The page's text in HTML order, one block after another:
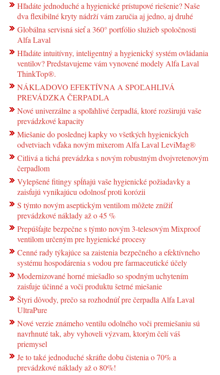
Hľadáte jednoduché a hygienické prístupové riešenie? Naše
dva flexibilné kryty nádrží vám zaručia aj jedno, aj druhé
Globálna servisná sieť a 360° portfólio služieb spoločnosti
Alfa Laval
Hľadáte intuitívny, inteligentný a hygienický systém ovládania
ventilov? Predstavujeme vám vynovené modely Alfa Laval
ThinkTop®.
NÁKLADOVO EFEKTÍVNA A SPOĽAHLIVÁ
PREVÁDZKA ČERPADLA
Nové univerzálne a spoľahlivé čerpadlá, ktoré rozširujú vaše
prevádzkové kapacity
Miešanie do poslednej kapky vo všetkých hygienických
odvetviach vďaka novým mixerom Alfa Laval LeviMag®
Citlivá a tichá prevádzka s novým robustným dvojvretenovým
čerpadlom
Vylepšené fitingy spĺňajú vaše hygienické požiadavky a
zaisťujú vynikajúcu odolnosť proti korózii
S týmto novým aseptickým ventilom môžete znížiť
prevádzkové náklady až o 45 %
Prepúšťajte bezpečne s týmto novým 3-telesovým Mixproof
ventilom určeným pre hygienické procesy
Cenné rady týkajúce sa zaistenia bezpečného a efektívneho
systému hospodárenia s vodou pre farmaceutické účely
Modernizované horné miešadlo so spodným uchytením
zaisťuje účinné a voči produktu šetrné miešanie
Štyri dôvody, prečo sa rozhodnúť pre čerpadla Alfa Laval
UltraPure
Nové verzie známeho ventilu odolného voči premiešaniu sú
navrhnuté tak, aby vyhoveli výzvam, ktorým čelí váš
priemysel
Je to také jednoduché skráťte dobu čistenia o 70% a
prevádzkové náklady až o 80%!